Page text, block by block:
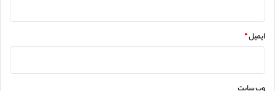
ایمیل*